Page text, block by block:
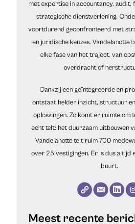
met expertise in accountancy, audit,
strategische dienstverlening.
voortdurend geconfronteerd met
en juridische keuzes. Vandelanotte
elke fase van het traject, van
overdracht of
Dankzij een geïntegreerde en
ontstaat helder inzicht, structuur
oplossingen. Zo komt er ruimte om
echt telt: het duurzaam uitbouwen
Vandelanotte telt ruim 700
over 25 vestigingen. Er is dus altijd
buurt.